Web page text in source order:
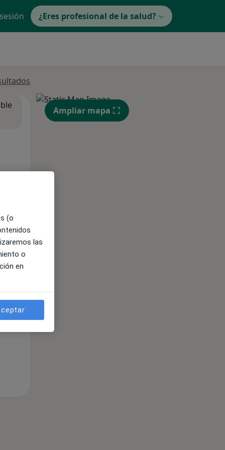
¿Eres profesional de la salud?
Ampliar mapa
(o
las
o
en